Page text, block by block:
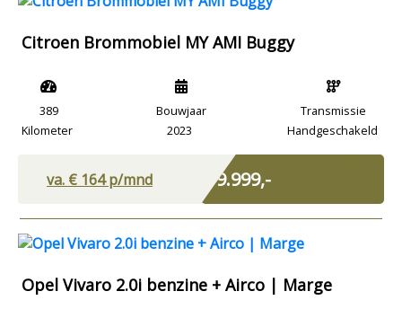
Citroen Brommobiel MY AMI Buggy
389
Kilometer
Bouwjaar
2023
Transmissie
Handgeschakeld
va. € 164p/mnd € 9.999,-
Opel Vivaro 2.0i benzine + Airco | Marge